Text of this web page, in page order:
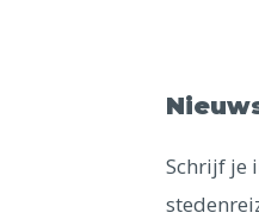
Schrijf je